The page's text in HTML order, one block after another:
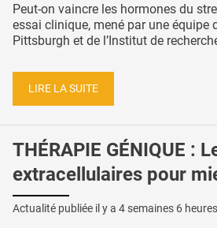
Peut-on vaincre les hormones du
essai clinique, mené par une équipe
Pittsburgh et de l’Institut de
LIRE LA SUITE
THÉRAPIE GÉNIQUE :
extracellulaires pour
Actualité publiée il y a 4 semaines 6 heures